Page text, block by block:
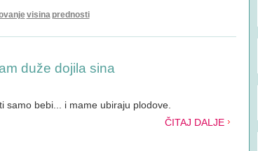
visina prednosti
duže dojila sina
samo bebi... i mame ubiraju plodove.
ČITAJ DALJE